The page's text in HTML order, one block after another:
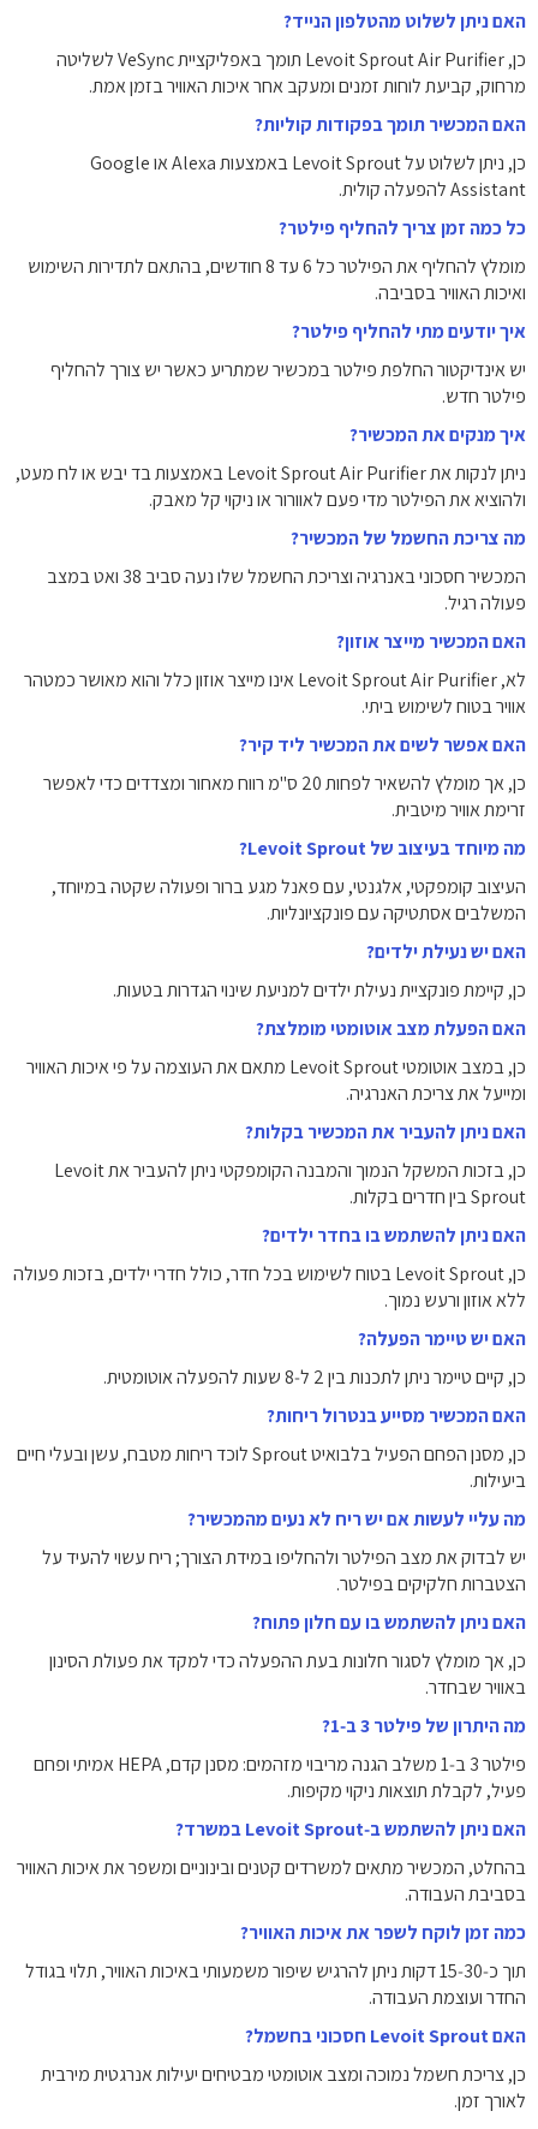
האם ניתן לשלוט מהטלפון הנייד?
כן, Levoit Sprout Air Purifier תומך באפליקציית VeSync לשליטה
מרחוק, קביעת לוחות זמנים ומעקב אחר איכות האוויר בזמן אמת.
האם המכשיר תומך בפקודות קוליות?
כן, ניתן לשלוט על Levoit Sprout באמצעות Alexa או Google
Assistant להפעלה קולית.
כל כמה זמן צריך להחליף פילטר?
מומלץ להחליף את הפילטר כל ‎6‎ עד ‎8‎ חודשים, בהתאם לתדירות השימוש
ואיכות האוויר בסביבה.
איך יודעים מתי להחליף פילטר?
יש אינדיקטור החלפת פילטר במכשיר שמתריע כאשר יש צורך להחליף
פילטר חדש.
איך מנקים את המכשיר?
ניתן לנקות את Levoit Sprout Air Purifier באמצעות בד יבש או לח מעט,
ולהוציא את הפילטר מדי פעם לאוורור או ניקוי קל מאבק.
מה צריכת החשמל של המכשיר?
המכשיר חסכוני באנרגיה וצריכת החשמל שלו נעה סביב ‎38‎ ואט במצב
פעולה רגיל.
האם המכשיר מייצר אוזון?
לא, Levoit Sprout Air Purifier אינו מייצר אוזון כלל והוא מאושר כמטהר
אוויר בטוח לשימוש ביתי.
האם אפשר לשים את המכשיר ליד קיר?
כן, אך מומלץ להשאיר לפחות ‎20‎ ס"מ רווח מאחור ומצדדים כדי לאפשר
זרימת אוויר מיטבית.
מה מיוחד בעיצוב של Levoit Sprout?
העיצוב קומפקטי, אלגנטי, עם פאנל מגע ברור ופעולה שקטה במיוחד,
המשלבים אסתטיקה עם פונקציונליות.
האם יש נעילת ילדים?
כן, קיימת פונקציית נעילת ילדים למניעת שינוי הגדרות בטעות.
האם הפעלת מצב אוטומטי מומלצת?
כן, במצב אוטומטי Levoit Sprout מתאם את העוצמה על פי איכות האוויר
ומייעל את צריכת האנרגיה.
האם ניתן להעביר את המכשיר בקלות?
כן, בזכות המשקל הנמוך והמבנה הקומפקטי ניתן להעביר את Levoit
Sprout בין חדרים בקלות.
האם ניתן להשתמש בו בחדר ילדים?
כן, Levoit Sprout בטוח לשימוש בכל חדר, כולל חדרי ילדים, בזכות פעולה
ללא אוזון ורעש נמוך.
האם יש טיימר הפעלה?
כן, קיים טיימר ניתן לתכנות בין ‎2‎ ל‑‎8‎ שעות להפעלה אוטומטית.
האם המכשיר מסייע בנטרול ריחות?
כן, מסנן הפחם הפעיל בלבואיט Sprout לוכד ריחות מטבח, עשן ובעלי חיים
ביעילות.
מה עליי לעשות אם יש ריח לא נעים מהמכשיר?
יש לבדוק את מצב הפילטר ולהחליפו במידת הצורך; ריח עשוי להעיד על
הצטברות חלקיקים בפילטר.
האם ניתן להשתמש בו עם חלון פתוח?
כן, אך מומלץ לסגור חלונות בעת ההפעלה כדי למקד את פעולת הסינון
באוויר שבחדר.
מה היתרון של פילטר 3 ב‑1?
פילטר 3 ב‑1 משלב הגנה מריבוי מזהמים: מסנן קדם, HEPA אמיתי ופחם
פעיל, לקבלת תוצאות ניקוי מקיפות.
האם ניתן להשתמש ב‑Levoit Sprout במשרד?
בהחלט, המכשיר מתאים למשרדים קטנים ובינוניים ומשפר את איכות האוויר
בסביבת העבודה.
כמה זמן לוקח לשפר את איכות האוויר?
תוך כ‑‎15‑30‎ דקות ניתן להרגיש שיפור משמעותי באיכות האוויר, תלוי בגודל
החדר ועוצמת העבודה.
האם Levoit Sprout חסכוני בחשמל?
כן, צריכת חשמל נמוכה ומצב אוטומטי מבטיחים יעילות אנרגטית מירבית
לאורך זמן.